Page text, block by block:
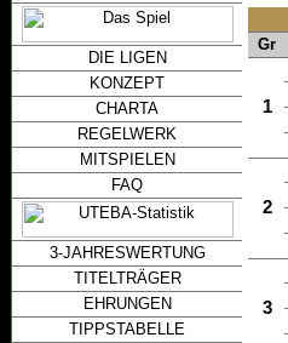
DIE LIGEN
KONZEPT
CHARTA
REGELWERK
MITSPIELEN
FAQ
3-JAHRESWERTUNG
TITELTRÄGER
EHRUNGEN
TIPPSTABELLE
Gr
1
2
3